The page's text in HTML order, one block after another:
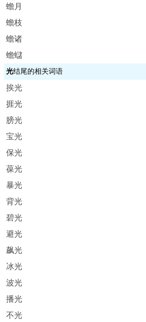
蟾月
蟾枝
蟾诸
蟾蠩
光结尾的相关词语
挨光
捱光
膀光
宝光
保光
葆光
暴光
背光
碧光
避光
飙光
冰光
波光
播光
不光